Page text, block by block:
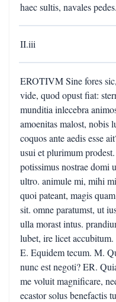
haec sultis, navales
II.iii
EROTIVM Sine fores
vide, quod opust fiat:
munditia inlecebra
amoenitas malost, nobis
coquos ante aedis esse
usui et plurimum
potissimus nostrae domi
ultro. animule mi, mihi
quoi pateant, magis
sit. omne paratumst, ut
ulla morast intus.
lubet, ire licet
E. Equidem tecum. M.
nunc est negoti? ER.
me voluit magnificare,
ecastor solus benefactis